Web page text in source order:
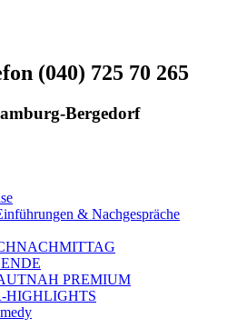
(040) 725 70 265
Bergedorf
& Nachgespräche
PREMIUM
HIGHLIGHTS